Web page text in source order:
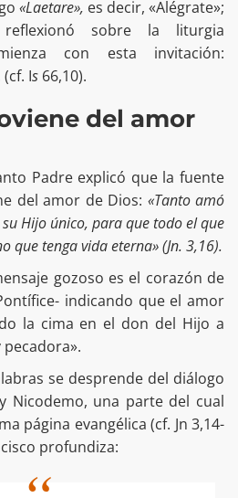
«Laetare», es decir, «Alégrate»;
sobre la liturgia
con esta invitación:
Is 66,10).
del amor
Padre explicó que la fuente
del amor de Dios: «Tanto amó
Hijo único, para que todo el que
que tenga vida eterna» (Jn. 3,16).
gozoso es el corazón de
indicando que el amor
la cima en el don del Hijo a
se desprende del diálogo
Nicodemo, una parte del cual
página evangélica (cf. Jn 3,14-
profundiza: